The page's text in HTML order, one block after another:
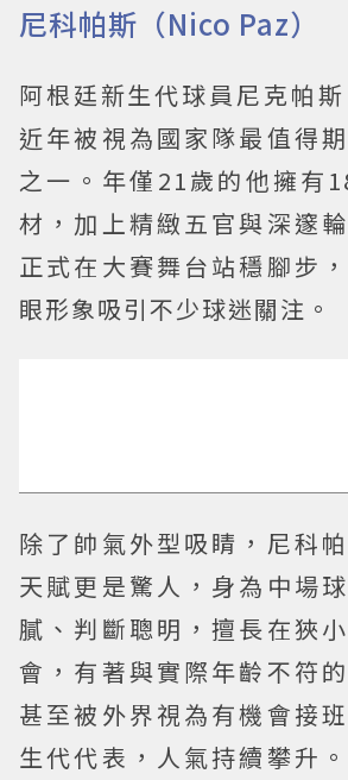
尼科帕斯（Nico Paz）
阿根廷新生代球員尼克帕斯
近年被視為國家隊最值得
之一。年僅21歲的他擁有
材，加上精緻五官與深邃
正式在大賽舞台站穩腳步
眼形象吸引不少球迷關注。
除了帥氣外型吸睛，尼科
天賦更是驚人，身為中場
膩、判斷聰明，擅長在狹
會，有著與實際年齡不符
甚至被外界視為有機會接
生代代表，人氣持續攀升